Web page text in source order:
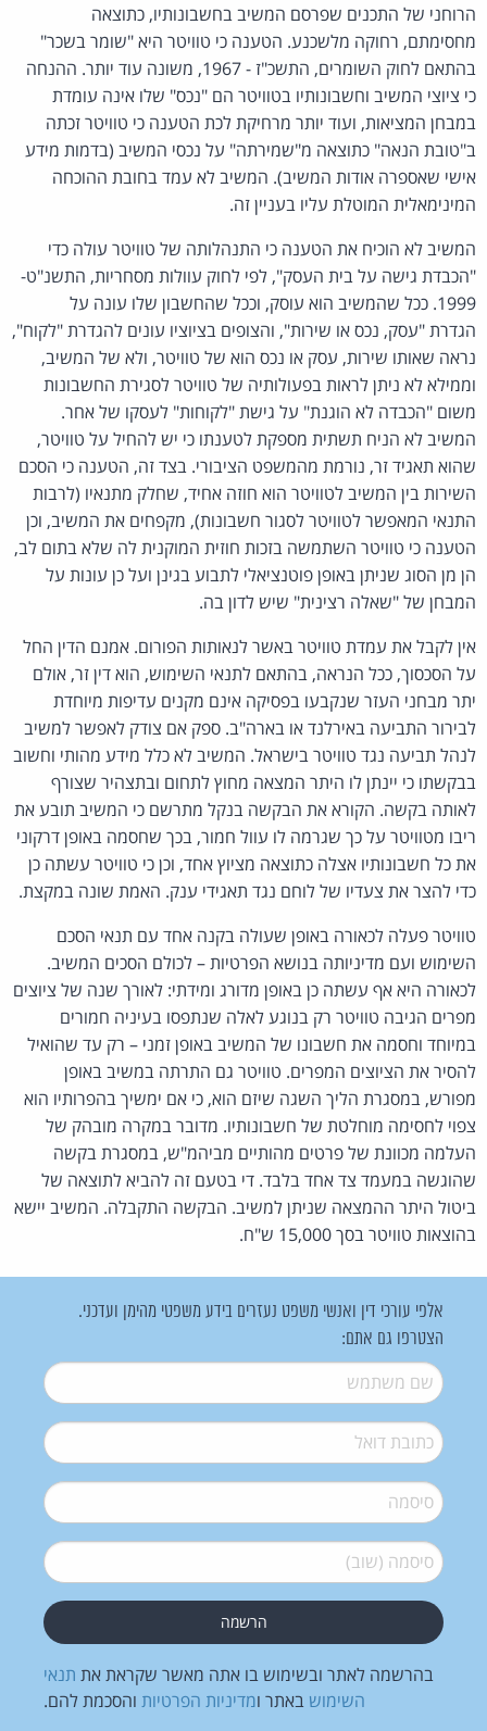
הרוחני של התכנים שפרסם המשיב בחשבונותיו, כתוצאה
מחסימתם, רחוקה מלשכנע. הטענה כי טוויטר היא "שומר בשכר"
בהתאם לחוק השומרים, התשכ"ז - 1967, משונה עוד יותר. ההנחה
כי ציוצי המשיב וחשבונותיו בטוויטר הם "נכס" שלו אינה עומדת
במבחן המציאות, ועוד יותר מרחיקת לכת הטענה כי טוויטר זכתה
ב"טובת הנאה" כתוצאה מ"שמירתה" על נכסי המשיב (בדמות מידע
אישי שאספרה אודות המשיב). המשיב לא עמד בחובת ההוכחה
המינימאלית המוטלת עליו בעניין זה.
המשיב לא הוכיח את הטענה כי התנהלותה של טוויטר עולה כדי
"הכבדת גישה על בית העסק", לפי לחוק עוולות מסחריות, התשנ"ט-
1999. ככל שהמשיב הוא עוסק, וככל שהחשבון שלו עונה על
הגדרת "עסק, נכס או שירות", והצופים בציוציו עונים להגדרת "לקוח",
נראה שאותו שירות, עסק או נכס הוא של טוויטר, ולא של המשיב,
וממילא לא ניתן לראות בפעולותיה של טוויטר לסגירת החשבונות
משום "הכבדה לא הוגנת" על גישת "לקוחות" לעסקו של אחר.
המשיב לא הניח תשתית מספקת לטענתו כי יש להחיל על טוויטר,
שהוא תאגיד זר, נורמת מהמשפט הציבורי. בצד זה, הטענה כי הסכם
השירות בין המשיב לטוויטר הוא חוזה אחיד, שחלק מתנאיו (לרבות
התנאי המאפשר לטוויטר לסגור חשבונות), מקפחים את המשיב, וכן
הטענה כי טוויטר השתמשה בזכות חוזית המוקנית לה שלא בתום לב,
הן מן הסוג שניתן באופן פוטנציאלי לתבוע בגינן ועל כן עונות על
המבחן של "שאלה רצינית" שיש לדון בה.
אין לקבל את עמדת טוויטר באשר לנאותות הפורום. אמנם הדין החל
על הסכסוך, ככל הנראה, בהתאם לתנאי השימוש, הוא דין זר, אולם
יתר מבחני העזר שנקבעו בפסיקה אינם מקנים עדיפות מיוחדת
לבירור התביעה באירלנד או בארה"ב. ספק אם צודק לאפשר למשיב
לנהל תביעה נגד טוויטר בישראל. המשיב לא כלל מידע מהותי וחשוב
בבקשתו כי יינתן לו היתר המצאה מחוץ לתחום ובתצהיר שצורף
לאותה בקשה. הקורא את הבקשה בנקל מתרשם כי המשיב תובע את
ריבו מטוויטר על כך שגרמה לו עוול חמור, בכך שחסמה באופן דרקוני
את כל חשבונותיו אצלה כתוצאה מציוץ אחד, וכן כי טוויטר עשתה כן
כדי להצר את צעדיו של לוחם נגד תאגידי ענק. האמת שונה במקצת.
טוויטר פעלה לכאורה באופן שעולה בקנה אחד עם תנאי הסכם
השימוש ועם מדיניותה בנושא הפרטיות – לכולם הסכים המשיב.
לכאורה היא אף עשתה כן באופן מדורג ומידתי: לאורך שנה של ציוצים
מפרים הגיבה טוויטר רק בנוגע לאלה שנתפסו בעיניה חמורים
במיוחד וחסמה את חשבונו של המשיב באופן זמני – רק עד שהואיל
להסיר את הציוצים המפרים. טוויטר גם התרתה במשיב באופן
מפורש, במסגרת הליך השגה שיזם הוא, כי אם ימשיך בהפרותיו הוא
צפוי לחסימה מוחלטת של חשבונותיו. מדובר במקרה מובהק של
העלמה מכוונת של פרטים מהותיים מביהמ"ש, במסגרת בקשה
שהוגשה במעמד צד אחד בלבד. די בטעם זה להביא לתוצאה של
ביטול היתר ההמצאה שניתן למשיב. הבקשה התקבלה. המשיב יישא
בהוצאות טוויטר בסך 15,000 ש"ח.
אלפי עורכי דין ואנשי משפט נעזרים בידע משפטי מהימן ועדכני.
הצטרפו גם אתם:
שם משתמש*
דואל*
סיסמה*
סיסמה (שוב)*
בהרשמה לאתר ובשימוש בו אתה מאשר שקראת את תנאי
השימוש באתר ומדיניות הפרטיות והסכמת להם.